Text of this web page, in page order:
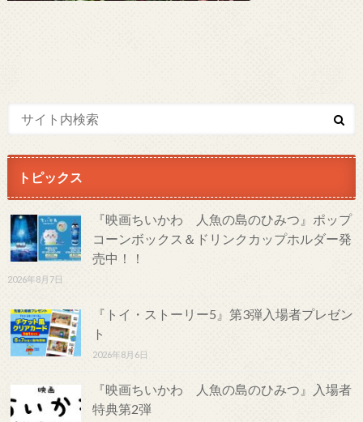
トピックス
『映画ちいかわ 人魚の島のひみつ』ポップ
コーンボックス＆ドリンクカップホルダー発
売中！！
2026年8月7日
『トイ・ストーリー5』第3弾入場者プレゼン
ト
2026年8月6日
『映画ちいかわ 人魚の島のひみつ』入場者
特典第2弾